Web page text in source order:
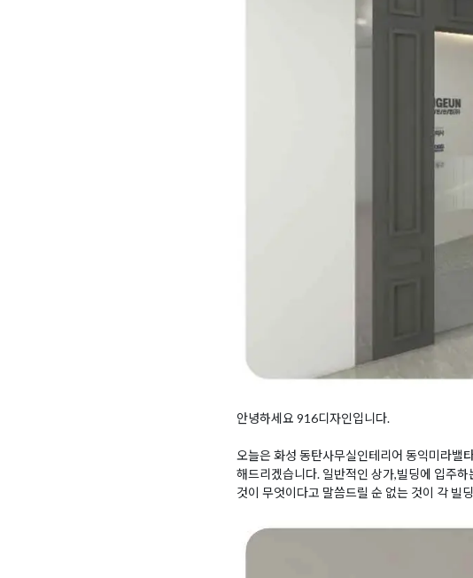
안녕하세요 916디자인입니다.
오늘은 화성 동탄사무실인테리어 동익미라밸
해드리겠습니다. 일반적인 상가,빌딩에 입주
것이 무엇이다고 말씀드릴 순 없는 것이 각 빌